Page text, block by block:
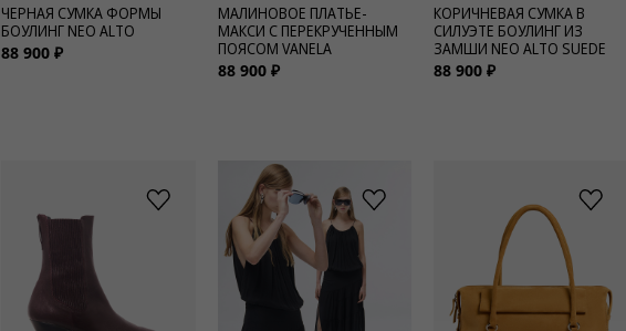
ЧЕРНАЯ СУМКА ФОРМЫ
БОУЛИНГ NEO ALTO
88 900 ₽
МАЛИНОВОЕ ПЛАТЬЕ-
МАКСИ С ПЕРЕКРУЧЕННЫМ
ПОЯСОМ VANELA
88 900 ₽
КОРИЧНЕВАЯ СУМКА В
СИЛУЭТЕ БОУЛИНГ ИЗ
ЗАМШИ NEO ALTO SUEDE
88 900 ₽